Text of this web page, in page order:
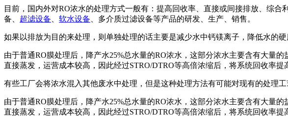
目前，国内外对RO浓水的处理方式一般有：提高回收率、直接或间接排放、综
备、 超滤设备 软水设备 、多介质过滤设备等产品的研发、生产、销售。
如果以排放为目的来处理，则单独处理的话主要是减少水中钙镁离子，降低水的
由于普通RO膜处理后，降产水25%总水量的RO浓水，这部分浓水主要含有大量
直接蒸发，运营成本较高，因此经过STRO/DTRO等高倍浓缩后，将系统回收率提
有些工厂会将浓水混入其他废水中处理，但是这种处理方法有可能对现有的处理
由于普通RO膜处理后，降产水25%总水量的RO浓水，这部分浓水主要含有大量
直接蒸发，运营成本较高，因此经过STRO/DTRO等高倍浓缩后，将系统回收率提